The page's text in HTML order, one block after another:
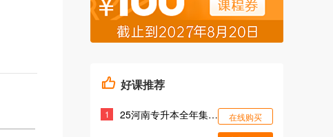
好课推荐
1 25河南专升本全年集训营
在线购买